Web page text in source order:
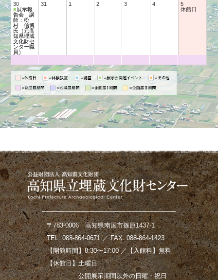
30
■展示報
告会 講
師：松
村 信博
氏（元高
知県埋蔵
文化財セ
ンター職
員）
31 1 2 3 4
5
休館日
〒783-0006 高知県南国市篠原1437-1
TEL. 088-864-0671 ／ FAX. 088-864-1423
【開館時間】8:30〜17:00 ／【入館料】無料
【休館日】土曜日
公開展示期間以外の日曜・祝日